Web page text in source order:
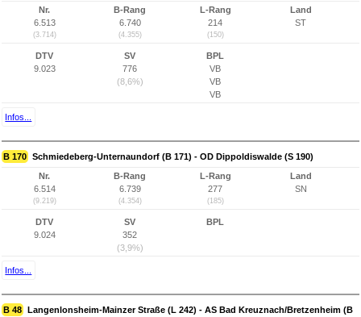
Nr.
6.513
(3.714)
B-Rang
6.740
(4.355)
L-Rang
214
(150)
Land
ST
DTV
9.023
SV
776
(8,6%)
BPL
VB
VB
VB
Infos...
B 170 Schmiedeberg-Unternaundorf (B 171) - OD Dippoldiswalde (S 190)
Nr.
6.514
(9.219)
B-Rang
6.739
(4.354)
L-Rang
277
(185)
Land
SN
DTV
9.024
SV
352
(3,9%)
BPL
Infos...
B 48 Langenlonsheim-Mainzer Straße (L 242) - AS Bad Kreuznach/Bretzenheim (B